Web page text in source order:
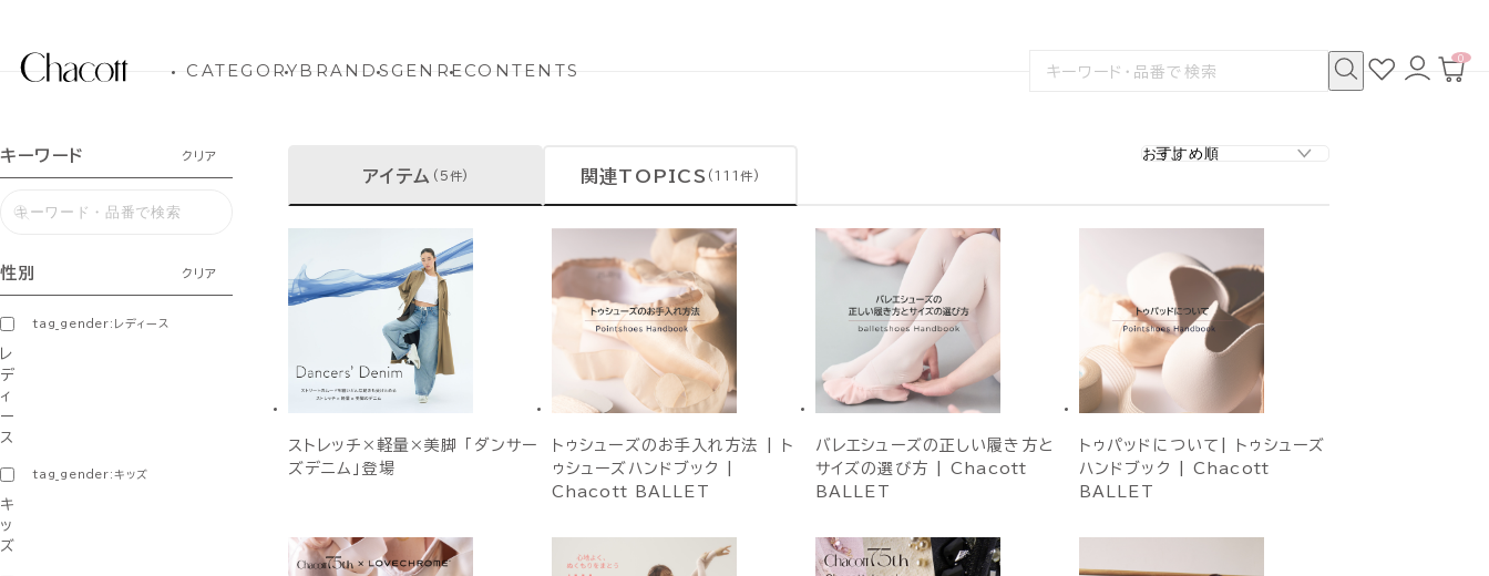
CATEGORYBRANDSGENRECONTENTS
検
お
気
ロ
グ
カ
0
キーワード クリア
性別 クリア
tag_gender:レディース
レ
デ
ィ
ー
ス
tag_gender:キッズ
キ
ッ
ズ
アイテム (5件) 関連TOPICS (111件)
ストレッチ×軽量×美脚 「ダンサー
ズデニム」登場
トゥシューズのお手入れ方法 | ト
ゥシューズハンドブック |
Chacott BALLET
バレエシューズの正しい履き方と
サイズの選び方 | Chacott
BALLET
トゥパッドについて| トゥシューズ
ハンドブック | Chacott
BALLET